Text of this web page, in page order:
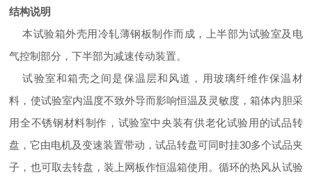
结构说明
本试验箱外壳用冷轧薄钢板制作而成，上半部为试验室及电
气控制部分，下半部为减速传动装置。
试验室和箱壳之间是保温层和风道，用玻璃纤维作保温材
料，使试验室内温度不致外导而影响恒温及灵敏度，箱体内胆采
用全不锈钢材料制作，试验室中央装有供老化试验用的试品转
盘，它由电机及变速装置带动，试品转盘可同时挂30多个试品夹
子，也可取去转盘，装上网板作恒温箱使用。循环的热风从试验